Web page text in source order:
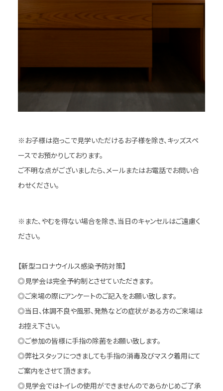
※お子様は抱っこで見学いただけるお子様を除き、キッズスペ
ースでお預かりしております。
ご不明な点がございましたら、メールまたはお電話でお問い合
わせください。
※また、やむを得ない場合を除き、当日のキャンセルはご遠慮く
ださい。
【新型コロナウイルス感染予防対策】
◎見学会は完全予約制とさせていただきます。
◎ご来場の際にアンケートのご記入をお願い致します。
◎当日、体調不良や風邪、発熱などの症状がある方のご来場は
お控え下さい。
◎ご参加の皆様に手指の除菌をお願い致します。
◎弊社スタッフにつきましても手指の消毒及びマスク着用にて
ご案内をさせて頂きます。
◎見学会ではトイレの使用ができませんのであらかじめご了承